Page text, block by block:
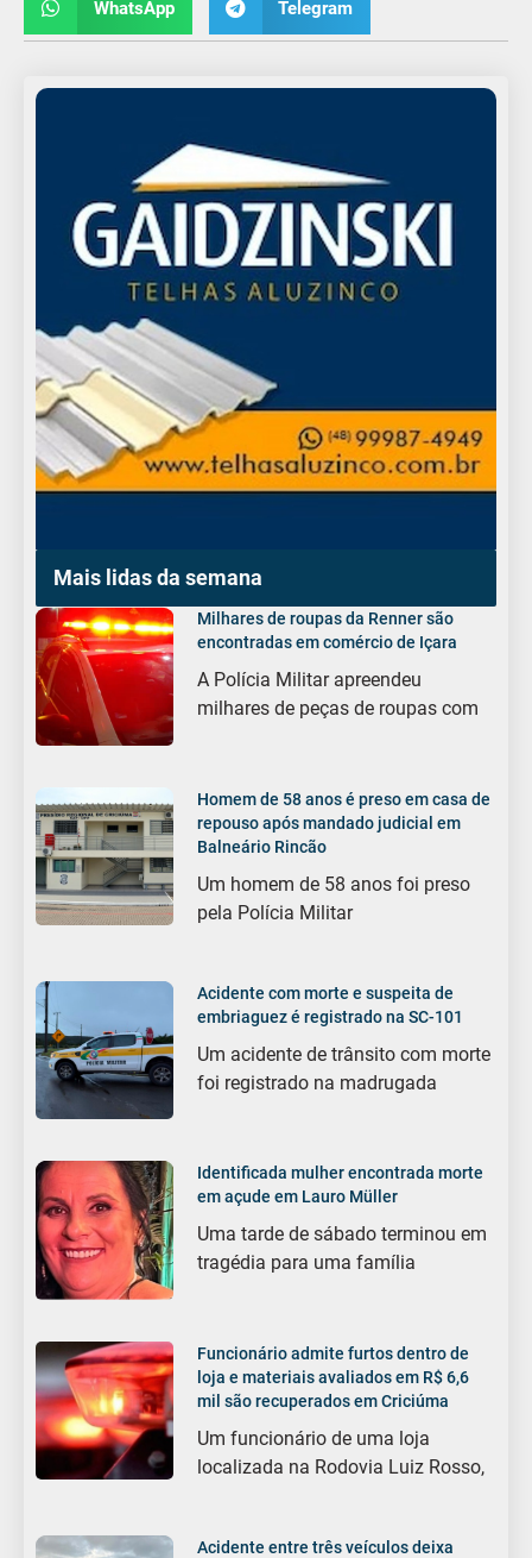
WhatsApp Telegram
Mais lidas da semana
Milhares de roupas da Renner são
encontradas em comércio de Içara
A Polícia Militar apreendeu
milhares de peças de roupas com
Homem de 58 anos é preso em casa de
repouso após mandado judicial em
Balneário Rincão
Um homem de 58 anos foi preso
pela Polícia Militar
Acidente com morte e suspeita de
embriaguez é registrado na SC-101
Um acidente de trânsito com morte
foi registrado na madrugada
Identificada mulher encontrada morte
em açude em Lauro Müller
Uma tarde de sábado terminou em
tragédia para uma família
Funcionário admite furtos dentro de
loja e materiais avaliados em R$ 6,6
mil são recuperados em Criciúma
Um funcionário de uma loja
localizada na Rodovia Luiz Rosso,
Acidente entre três veículos deixa